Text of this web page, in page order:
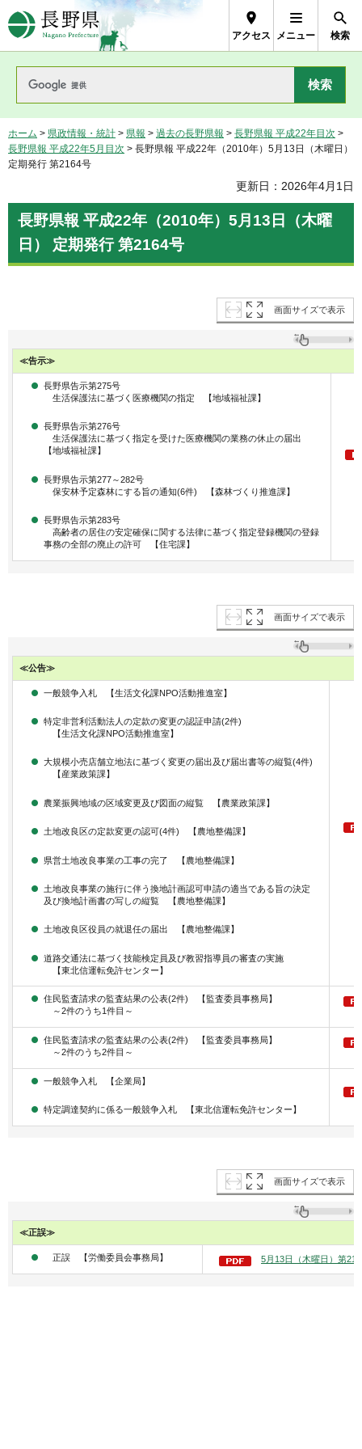
長野県Nagano Prefecture
アクセス メニュー 検索
ホーム > 県政情報・統計 > 県報 > 過去の長野県報 > 長野県報 平成22年目次 >
長野県報 平成22年5月目次 > 長野県報 平成22年（2010年）5月13日（木曜日）
定期発行 第2164号
更新日：2026年4月1日
長野県報 平成22年（2010年）5月13日（木曜
日） 定期発行 第2164号
画面サイズで表示
≪告示≫
長野県告示第275号
生活保護法に基づく医療機関の指定 【地域福祉課】
長野県告示第276号
生活保護法に基づく指定を受けた医療機関の業務の休止の届出
【地域福祉課】
長野県告示第277～282号
保安林予定森林にする旨の通知(6件) 【森林づくり推進課】
長野県告示第283号
高齢者の居住の安定確保に関する法律に基づく指定登録機関の登録
事務の全部の廃止の許可 【住宅課】
画面サイズで表示
≪公告≫
一般競争入札 【生活文化課NPO活動推進室】
特定非営利活動法人の定款の変更の認証申請(2件)
【生活文化課NPO活動推進室】
大規模小売店舗立地法に基づく変更の届出及び届出書等の縦覧(4件)
【産業政策課】
農業振興地域の区域変更及び図面の縦覧 【農業政策課】
土地改良区の定款変更の認可(4件) 【農地整備課】
県営土地改良事業の工事の完了 【農地整備課】
土地改良事業の施行に伴う換地計画認可申請の適当である旨の決定
及び換地計画書の写しの縦覧 【農地整備課】
土地改良区役員の就退任の届出 【農地整備課】
道路交通法に基づく技能検定員及び教習指導員の審査の実施
【東北信運転免許センター】
住民監査請求の監査結果の公表(2件) 【監査委員事務局】
～2件のうち1件目～
住民監査請求の監査結果の公表(2件) 【監査委員事務局】
～2件のうち2件目～
一般競争入札 【企業局】
特定調達契約に係る一般競争入札 【東北信運転免許センター】
画面サイズで表示
≪正誤≫
正誤 【労働委員会事務局】 5月13日（木曜日）第